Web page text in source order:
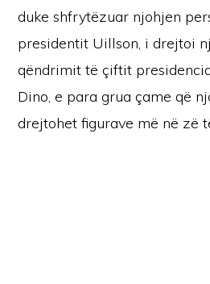
duke shfrytëzuar njohjen
presidentit Uillson, i drejtoi
qëndrimit të çiftit
Dino, e para grua çame që
drejtohet figurave më në zë